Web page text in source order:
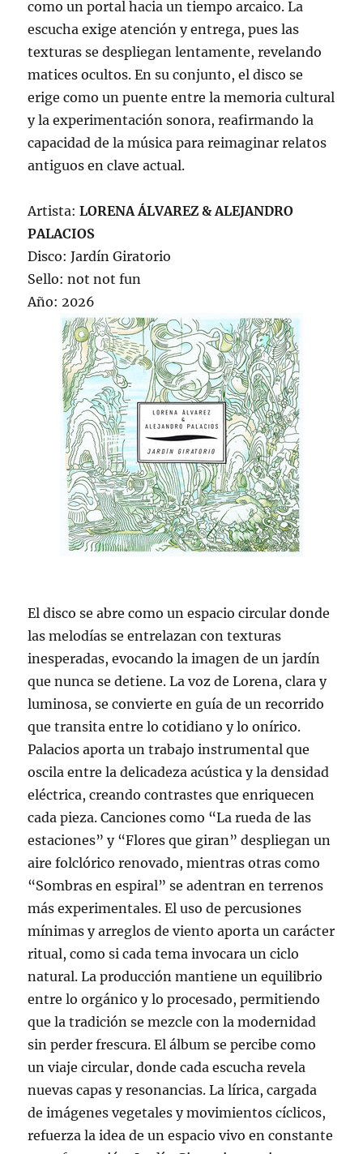
como un portal hacia un tiempo arcaico. La
escucha exige atención y entrega, pues las
texturas se despliegan lentamente, revelando
matices ocultos. En su conjunto, el disco se
erige como un puente entre la memoria cultural
y la experimentación sonora, reafirmando la
capacidad de la música para reimaginar relatos
antiguos en clave actual.
Artista:LORENA ÁLVAREZ & ALEJANDRO
PALACIOS
Disco: Jardín Giratorio
Sello: not not fun
Año: 2026
El disco se abre como un espacio circular donde
las melodías se entrelazan con texturas
inesperadas, evocando la imagen de un jardín
que nunca se detiene. La voz de Lorena, clara y
luminosa, se convierte en guía de un recorrido
que transita entre lo cotidiano y lo onírico.
Palacios aporta un trabajo instrumental que
oscila entre la delicadeza acústica y la densidad
eléctrica, creando contrastes que enriquecen
cada pieza. Canciones como “La rueda de las
estaciones” y “Flores que giran” despliegan un
aire folclórico renovado, mientras otras como
“Sombras en espiral” se adentran en terrenos
más experimentales. El uso de percusiones
mínimas y arreglos de viento aporta un carácter
ritual, como si cada tema invocara un ciclo
natural. La producción mantiene un equilibrio
entre lo orgánico y lo procesado, permitiendo
que la tradición se mezcle con la modernidad
sin perder frescura. El álbum se percibe como
un viaje circular, donde cada escucha revela
nuevas capas y resonancias. La lírica, cargada
de imágenes vegetales y movimientos cíclicos,
refuerza la idea de un espacio vivo en constante